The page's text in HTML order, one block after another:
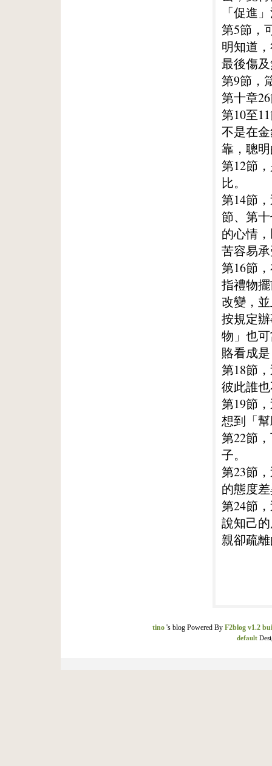
「促進
第5節，
明知道
最後傷
第9節，
第十章
第10至
不是在
靠，聰
第12節
比。
第14節
節、第
的心情
苦容易
第16節
指禮物
改變，
按規定
物」也
賂看成
第18節
彼此誰
第19節
想到「
第22節
子。
第23節
的態度
第24節
說知己
親卻疏
tino's blog Powered By F2blog v1.2
default